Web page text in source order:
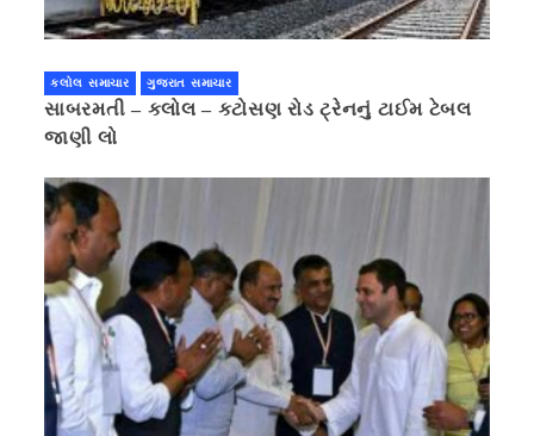
કલોલ સમાચાર ગુજરાત સમાચાર
સાબરમતી – કલોલ – કટોસણ રોડ ટ્રેનનું ટાઈમ ટેબલ
જાણી લો